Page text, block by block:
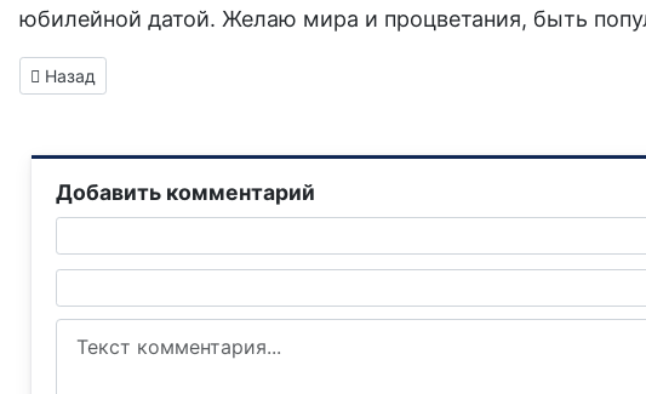
юбилейной датой. Желаю мира и процветания, быть
Предыдущий: Татьяна Клешнева, медсестра Горловского
Назад
Добавить комментарий